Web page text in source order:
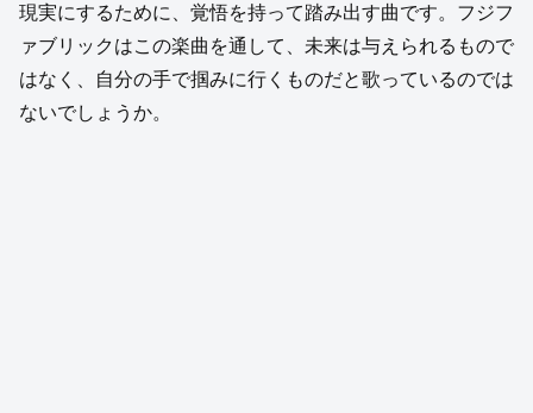
現実にするために、覚悟を持って踏み出す曲です。フジフ
ァブリックはこの楽曲を通して、未来は与えられるもので
はなく、自分の手で掴みに行くものだと歌っているのでは
ないでしょうか。